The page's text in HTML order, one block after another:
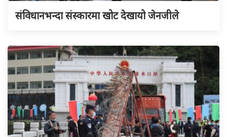
संविधानभन्दा संस्कारमा खोट देखायो जेनजीले